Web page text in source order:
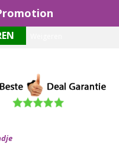
maken wij gebruik van